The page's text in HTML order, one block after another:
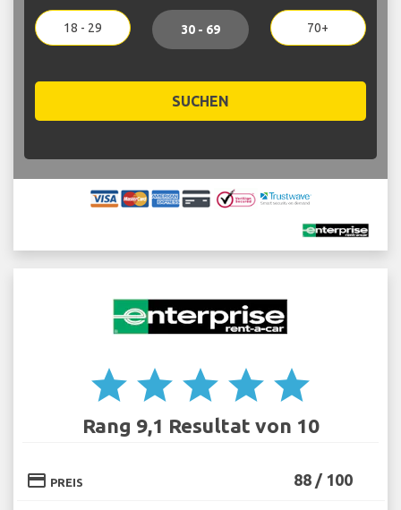
18 - 29 30 - 69 70+
SUCHEN
star star star star star
Rang 9,1 Resultat von 10
credit_card PREIS 88 / 100